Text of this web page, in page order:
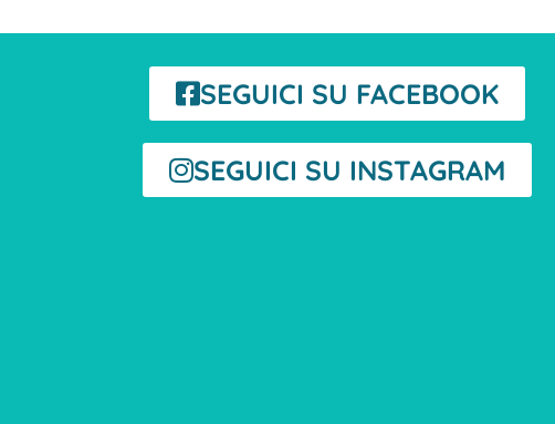
SEGUICI SU FACEBOOK
SEGUICI SU INSTAGRAM